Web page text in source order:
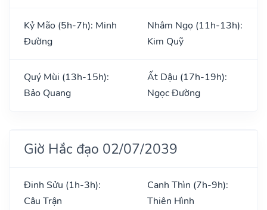
Kỷ Mão (5h-7h): Minh
Đường
Nhâm Ngọ (11h-13h):
Kim Quỹ
Quý Mùi (13h-15h):
Bảo Quang
Ất Dậu (17h-19h):
Ngọc Đường
Giờ Hắc đạo 02/07/2039
Đinh Sửu (1h-3h):
Câu Trận
Canh Thìn (7h-9h):
Thiên Hình